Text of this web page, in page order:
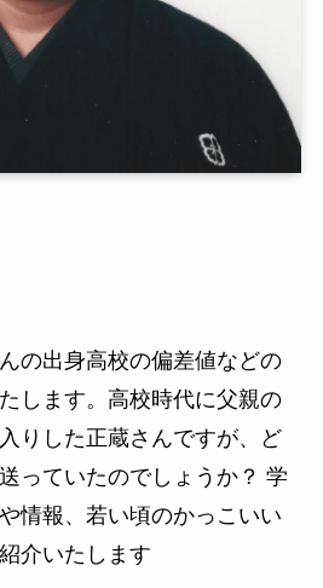
の出身高校の偏差値などの
します。高校時代に父親の
りした正蔵さんですが、ど
っていたのでしょうか？ 学
情報、若い頃のかっこいい
介いたします